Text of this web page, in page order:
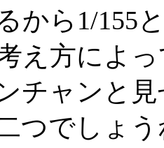
から1/155
え方によ
チャンと
つでしょう